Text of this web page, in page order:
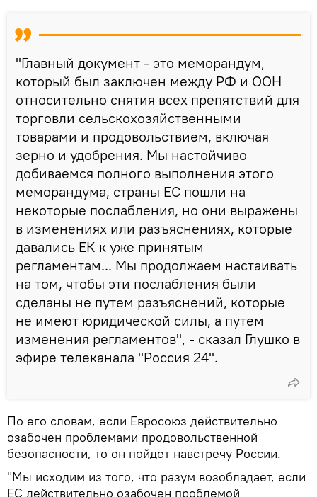
"Главный документ - это меморандум,
который был заключен между РФ и ООН
относительно снятия всех препятствий для
торговли сельскохозяйственными
товарами и продовольствием, включая
зерно и удобрения. Мы настойчиво
добиваемся полного выполнения этого
меморандума, страны ЕС пошли на
некоторые послабления, но они выражены
в изменениях или разъяснениях, которые
давались ЕК к уже принятым
регламентам... Мы продолжаем настаивать
на том, чтобы эти послабления были
сделаны не путем разъяснений, которые
не имеют юридической силы, а путем
изменения регламентов", - сказал Глушко в
эфире телеканала "Россия 24".
По его словам, если Евросоюз действительно
озабочен проблемами продовольственной
безопасности, то он пойдет навстречу России.
"Мы исходим из того, что разум возобладает, если
ЕС действительно озабочен проблемой